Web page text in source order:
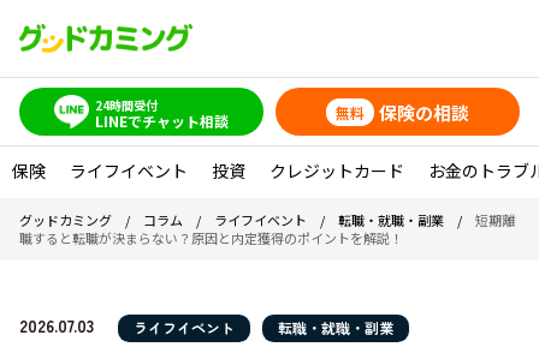
24時間受付
LINEでチャット相談 無料 保険の相談
保険 ライフイベント 投資 クレジットカード お金のトラブ
グッドカミング / コラム / ライフイベント / 転職・就職・副業 / 短期離
職すると転職が決まらない？原因と内定獲得のポイントを解説！
2026.07.03 ライフイベント 転職・就職・副業